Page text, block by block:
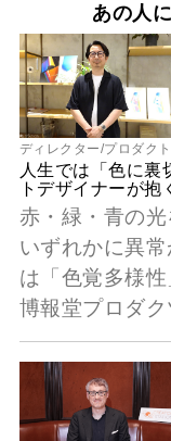
あの人
ディレクター/プロダク
人生では「色に裏
トデザイナーが
赤・緑・青の
いずれかに異
は「色覚多様
博報堂プロダ